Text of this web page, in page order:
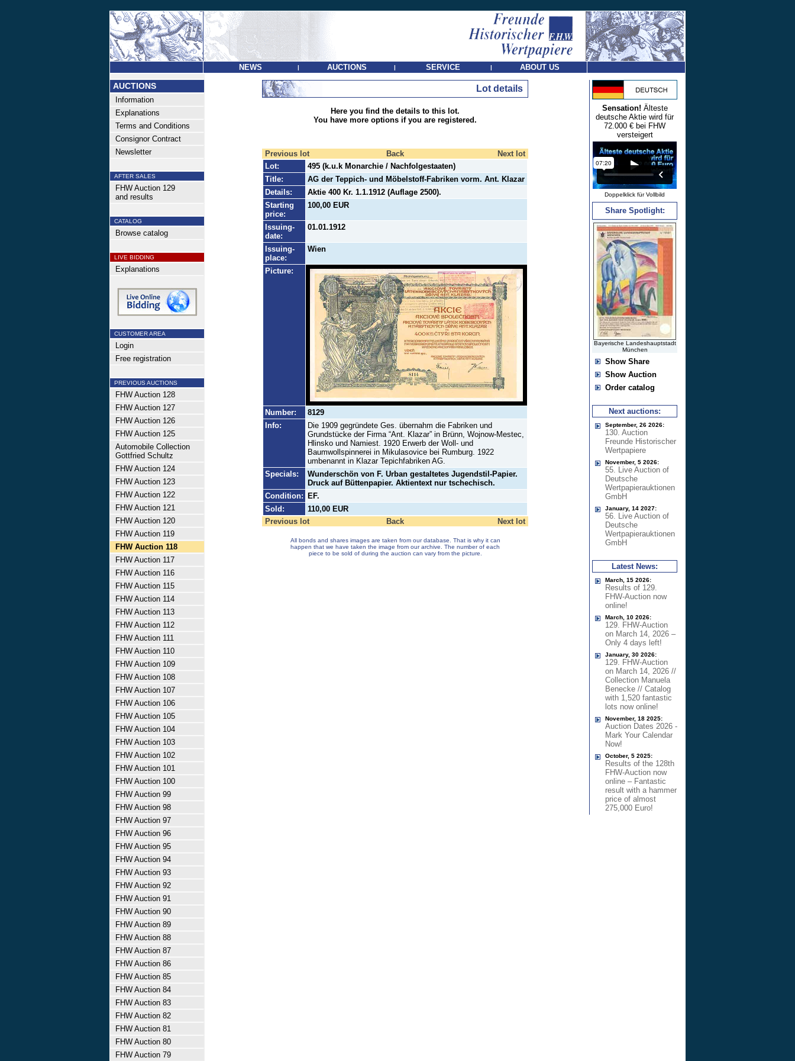
NEWS | AUCTIONS | SERVICE | ABOUT US
AUCTIONS
Information
Explanations
Terms and Conditions
Consignor Contract
Newsletter
AFTER SALES
FHW Auction 129
and results
CATALOG
Browse catalog
LIVE BIDDING
Explanations
CUSTOMER AREA
Login
Free registration
PREVIOUS AUCTIONS
FHW Auction 128
FHW Auction 127
FHW Auction 126
FHW Auction 125
Automobile Collection
Gottfried Schultz
FHW Auction 124
FHW Auction 123
FHW Auction 122
FHW Auction 121
FHW Auction 120
FHW Auction 119
FHW Auction 118
FHW Auction 117
FHW Auction 116
FHW Auction 115
FHW Auction 114
FHW Auction 113
FHW Auction 112
FHW Auction 111
FHW Auction 110
FHW Auction 109
FHW Auction 108
FHW Auction 107
FHW Auction 106
FHW Auction 105
FHW Auction 104
FHW Auction 103
FHW Auction 102
FHW Auction 101
FHW Auction 100
FHW Auction 99
FHW Auction 98
FHW Auction 97
FHW Auction 96
FHW Auction 95
FHW Auction 94
FHW Auction 93
FHW Auction 92
FHW Auction 91
FHW Auction 90
FHW Auction 89
FHW Auction 88
FHW Auction 87
FHW Auction 86
FHW Auction 85
FHW Auction 84
FHW Auction 83
FHW Auction 82
FHW Auction 81
FHW Auction 80
FHW Auction 79
Lot details
Here you find the details to this lot.
You have more options if you are registered.
Previous lot Back
Next lot
Lot:
495 (k.u.k Monarchie / Nachfolgestaaten)
Title:
AG der Teppich- und Möbelstoff-Fabriken vorm. Ant. Klazar
Details:
Aktie 400 Kr. 1.1.1912 (Auflage 2500).
Starting
price:
100,00 EUR
Issuing-
date:
01.01.1912
Issuing-
place:
Wien
Picture:
Number:
8129
Info:
Die 1909 gegründete Ges. übernahm die Fabriken und
Grundstücke der Firma “Ant. Klazar” in Brünn, Wojnow-Mestec,
Hlinsko und Namiest. 1920 Erwerb der Woll- und
Baumwollspinnerei in Mikulasovice bei Rumburg. 1922
umbenannt in Klazar Tepichfabriken AG.
Specials:
Wunderschön von F. Urban gestaltetes Jugendstil-Papier.
Druck auf Büttenpapier. Aktientext nur tschechisch.
Condition:
EF.
Sold:
110,00 EUR
Previous lot
Back Next lot
All bonds and shares images are taken from our database. That is why it can
happen that we have taken the image from our archive. The number of each
piece to be sold of during the auction can vary from the picture.
Sensation! Älteste
deutsche Aktie wird für
72.000 € bei FHW
versteigert
Doppelklick für Vollbild
Share Spotlight:
Bayerische Landeshauptstadt
München
Show Share
Show Auction
Order catalog
Next auctions:
September, 26 2026:
130. Auction
Freunde Historischer
Wertpapiere
November, 5 2026:
55. Live Auction of
Deutsche
Wertpapierauktionen
GmbH
January, 14 2027:
56. Live Auction of
Deutsche
Wertpapierauktionen
GmbH
Latest News:
March, 15 2026:
Results of 129.
FHW-Auction now
online!
March, 10 2026:
129. FHW-Auction
on March 14, 2026 –
Only 4 days left!
January, 30 2026:
129. FHW-Auction
on March 14, 2026 //
Collection Manuela
Benecke // Catalog
with 1,520 fantastic
lots now online!
November, 18 2025:
Auction Dates 2026 -
Mark Your Calendar
Now!
October, 5 2025:
Results of the 128th
FHW-Auction now
online – Fantastic
result with a hammer
price of almost
275,000 Euro!